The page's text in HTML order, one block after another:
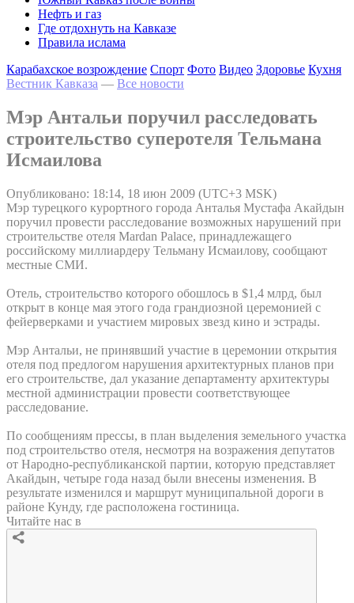
Нефть и газ
Где отдохнуть на Кавказе
Правила ислама
Карабахское возрождение Спорт Фото Видео Здоровье Кухня
Вестник Кавказа — Все новости
Мэр Антальи поручил расследовать
строительство суперотеля Тельмана
Исмаилова
Опубликовано: 18:14, 18 июн 2009 (UTC+3 MSK)
Мэр турецкого курортного города Анталья Мустафа Акайдын
поручил провести расследование возможных нарушений при
строительстве отеля Mardan Palace, принадлежащего
российскому миллиардеру Тельману Исмаилову, сообщают
местные СМИ.
Отель, строительство которого обошлось в $1,4 млрд, был
открыт в конце мая этого года грандиозной церемонией с
фейерверками и участием мировых звезд кино и эстрады.
Мэр Антальи, не принявший участие в церемонии открытия
отеля под предлогом нарушения архитектурных планов при
его строительстве, дал указание департаменту архитектуры
местной администрации провести соответствующее
расследование.
По сообщениям прессы, в план выделения земельного участка
под строительство отеля, несмотря на возражения депутатов
от Народно-республиканской партии, которую представляет
Акайдын, четыре года назад были внесены изменения. В
результате изменился и маршрут муниципальной дороги в
районе Кунду, где расположена гостиница.
Читайте нас в